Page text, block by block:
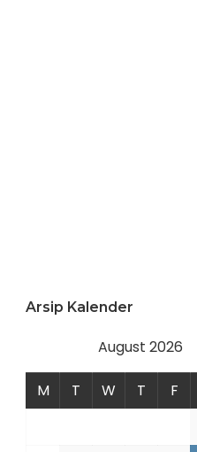
Arsip Kalender
August 2026
M T W T F